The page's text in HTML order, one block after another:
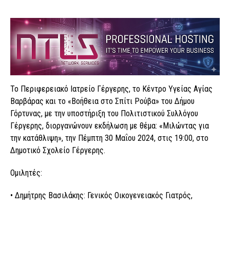
Το Περιφερειακό Ιατρείο Γέργερης, το Κέντρο Υγείας Αγίας
Βαρβάρας και το «Βοήθεια στο Σπίτι Ρούβα» του Δήμου
Γόρτυνας, με την υποστήριξη του Πολιτιστικού Συλλόγου
Γέργερης, διοργανώνουν εκδήλωση με θέμα: «Μιλώντας για
την κατάθλιψη», την Πέμπτη 30 Μαΐου 2024, στις 19:00, στο
Δημοτικό Σχολείο Γέργερης.
Ομιλητές:
• Δημήτρης Βασιλάκης: Γενικός Οικογενειακός Γιατρός,